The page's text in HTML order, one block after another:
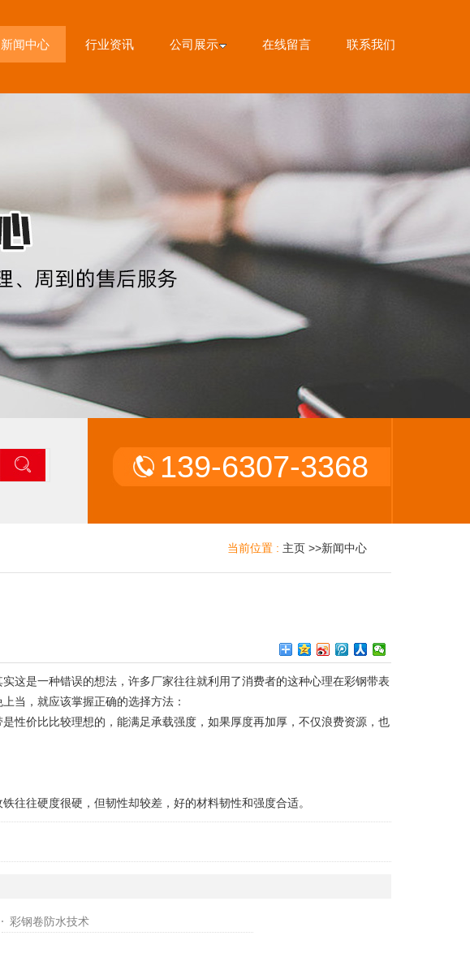
新闻中心 行业资讯 公司展示 在线留言 联系我们
139-6307-3368
当前位置 : 主页 >>新闻中心
是一种错误的想法，许多厂家往往就利用了消费者的这种心理在彩钢带表
当，就应该掌握正确的选择方法：
价比比较理想的，能满足承载强度，如果厚度再加厚，不仅浪费资源，也
往硬度很硬，但韧性却较差，好的材料韧性和强度合适。
彩钢卷防水技术